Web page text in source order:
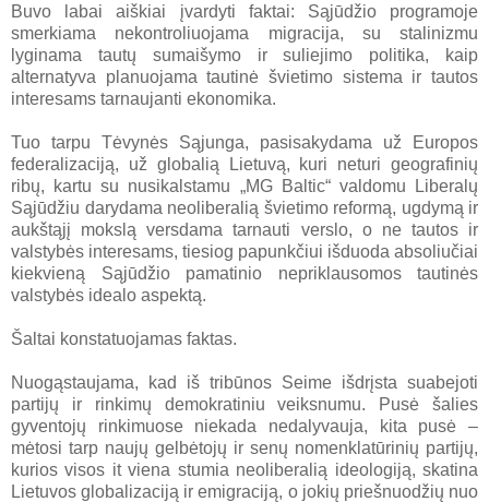
Buvo labai aiškiai įvardyti faktai: Sąjūdžio programoje
smerkiama nekontroliuojama migracija, su stalinizmu
lyginama tautų sumaišymo ir suliejimo politika, kaip
alternatyva planuojama tautinė švietimo sistema ir tautos
interesams tarnaujanti ekonomika.
Tuo tarpu Tėvynės Sąjunga, pasisakydama už Europos
federalizaciją, už globalią Lietuvą, kuri neturi geografinių
ribų, kartu su nusikalstamu „MG Baltic“ valdomu Liberalų
Sąjūdžiu darydama neoliberalią švietimo reformą, ugdymą ir
aukštąjį mokslą versdama tarnauti verslo, o ne tautos ir
valstybės interesams, tiesiog papunkčiui išduoda absoliučiai
kiekvieną Sąjūdžio pamatinio nepriklausomos tautinės
valstybės idealo aspektą.
Šaltai konstatuojamas faktas.
Nuogąstaujama, kad iš tribūnos Seime išdrįsta suabejoti
partijų ir rinkimų demokratiniu veiksnumu. Pusė šalies
gyventojų rinkimuose niekada nedalyvauja, kita pusė –
mėtosi tarp naujų gelbėtojų ir senų nomenklatūrinių partijų,
kurios visos it viena stumia neoliberalią ideologiją, skatina
Lietuvos globalizaciją ir emigraciją, o jokių priešnuodžių nuo